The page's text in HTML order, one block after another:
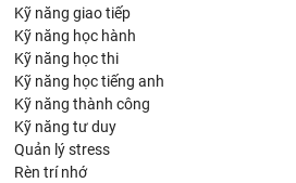
Kỹ năng giao tiếp
Kỹ năng học hành
Kỹ năng học thi
Kỹ năng học tiếng anh
Kỹ năng thành công
Kỹ năng tư duy
Quản lý stress
Rèn trí nhớ